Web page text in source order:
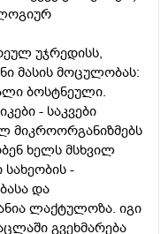
უჯრედისს,
მასის მოცულობას:
ბოსტნეული.
- საკვები
მიკროორგანიზმებს
ხელს მსხვილ
-
და
ლაქტულოზა. იგი
გვეხმარება